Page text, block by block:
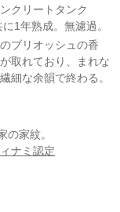
クリートタンク
1年熟成。無濾過。
ブリオッシュの香
取れており、まれな
細な余韻で終わる。
の家紋。
ナミ認定